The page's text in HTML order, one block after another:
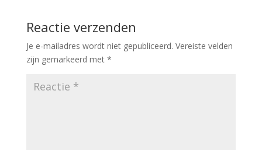
Reactie verzenden
Je e-mailadres wordt niet gepubliceerd. Vereiste velden
zijn gemarkeerd met *